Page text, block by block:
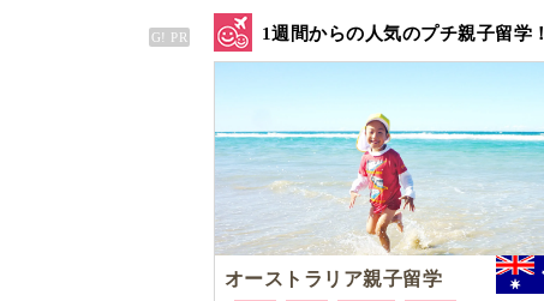
1週間からの人気のプチ親子留学！
オーストラリア親子留学